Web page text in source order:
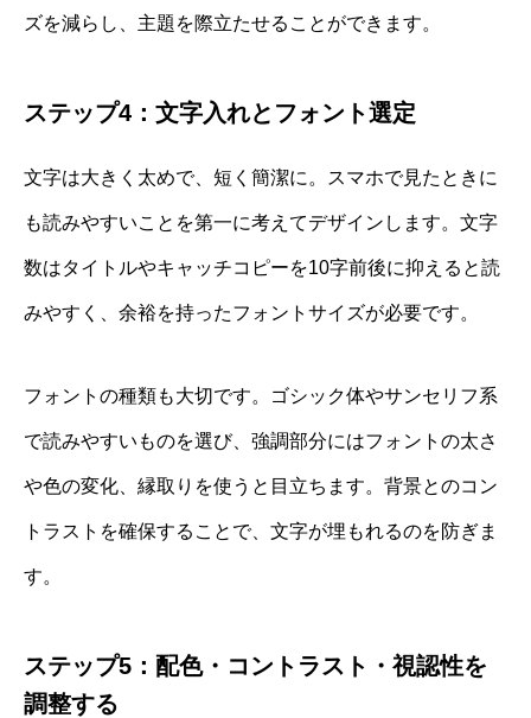
ズを減らし、主題を際立たせることができます。
ステップ4：文字入れとフォント選定
文字は大きく太めで、短く簡潔に。スマホで見たときに
も読みやすいことを第一に考えてデザインします。文字
数はタイトルやキャッチコピーを10字前後に抑えると読
みやすく、余裕を持ったフォントサイズが必要です。
フォントの種類も大切です。ゴシック体やサンセリフ系
で読みやすいものを選び、強調部分にはフォントの太さ
や色の変化、縁取りを使うと目立ちます。背景とのコン
トラストを確保することで、文字が埋もれるのを防ぎま
す。
ステップ5：配色・コントラスト・視認性を
調整する